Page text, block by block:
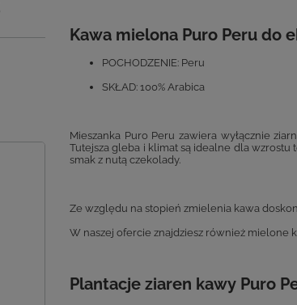
Kawa mielona Puro Peru do
POCHODZENIE: Peru
SKŁAD: 100% Arabica
Mieszanka Puro Peru zawiera wyłącznie
Tutejsza gleba i klimat są idealne dla
smak z nutą czekolady.
Ze względu na stopień zmielenia kawa
W naszej ofercie znajdziesz również mielone
Plantacje ziaren kawy Puro